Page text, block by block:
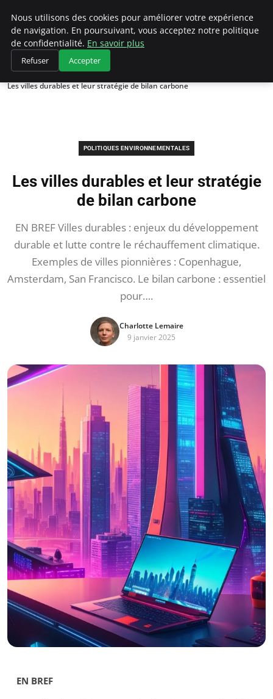
Climategatecountryclub.com
Accueil
Politiques environnementales
Les villes durables et leur stratégie de bilan carbone
POLITIQUES ENVIRONNEMENTALES
Les villes durables et leur stratégie
de bilan carbone
EN BREF Villes durables : enjeux du développement
durable et lutte contre le réchauffement climatique.
Exemples de villes pionnières : Copenhague,
Amsterdam, San Francisco. Le bilan carbone : essentiel
pour….
Charlotte Lemaire
9 janvier 2025
EN BREF
Nous utilisons des cookies pour améliorer votre expérience
de navigation. En poursuivant, vous acceptez notre politique
de confidentialité. En savoir plus
Refuser Accepter